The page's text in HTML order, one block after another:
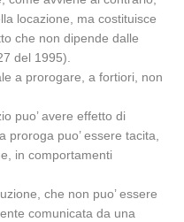
locazione, ma costituisce
che non dipende dalle
del 1995).
a prorogare, a fortiori, non
puo’ avere effetto di
puo’ essere tacita,
in comportamenti
che non puo’ essere
comunicata da una